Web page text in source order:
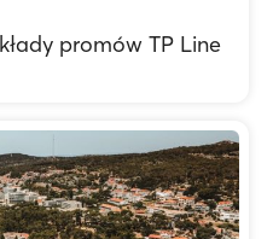
promów TP Line